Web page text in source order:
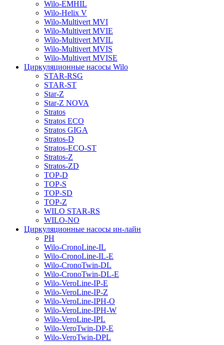
Wilo-EMHIL
Wilo-Helix V
Wilo-Multivert MVI
Wilo-Multivert MVIE
Wilo-Multivert MVIL
Wilo-Multivert MVIS
Wilo-Multivert MVISE
Циркуляционные насосы Wilo
STAR-RSG
STAR-ST
Star-Z
Star-Z NOVA
Stratos
Stratos ECO
Stratos GIGA
Stratos-D
Stratos-ECO-ST
Stratos-Z
Stratos-ZD
TOP-D
TOP-S
TOP-SD
TOP-Z
WILO STAR-RS
WILO-NO
Циркуляционные насосы ин-лайн
PH
Wilo-CronoLine-IL
Wilo-CronoLine-IL-E
Wilo-CronoTwin-DL
Wilo-CronoTwin-DL-E
Wilo-VeroLine-IP-E
Wilo-VeroLine-IP-Z
Wilo-VeroLine-IPH-O
Wilo-VeroLine-IPH-W
Wilo-VeroLine-IPL
Wilo-VeroTwin-DP-E
Wilo-VeroTwin-DPL